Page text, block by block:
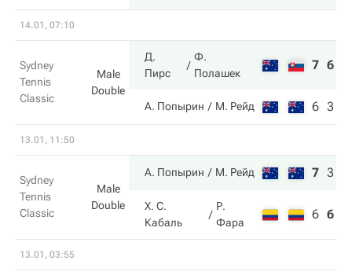
14.01, 07:10
Sydney
Tennis
Classic
Male
Double
Д.
Пирс
Ф.
Полашек
7 6
А. Попырин М. Рейд 6 3
13.01, 11:50
Sydney
Tennis
Classic
Male
Double
А. Попырин М. Рейд 7 3
Х. С.
Кабаль
Р.
Фара
6 6
13.01, 03:55